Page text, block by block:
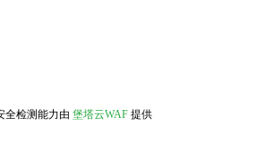
全检测能力由 堡塔云WAF 提供